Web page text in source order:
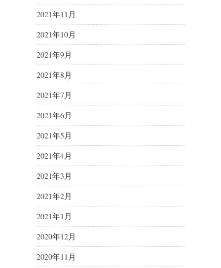
2021年11月
2021年10月
2021年9月
2021年8月
2021年7月
2021年6月
2021年5月
2021年4月
2021年3月
2021年2月
2021年1月
2020年12月
2020年11月